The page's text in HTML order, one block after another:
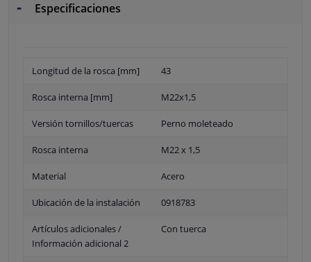
Especificaciones
Longitud de la rosca [mm] 43
Rosca interna [mm] M22x1,5
Versión tornillos/tuercas Perno moleteado
Rosca interna M22 x 1,5
Material Acero
Ubicación de la instalación 0918783
Artículos adicionales /
Información adicional 2
Con tuerca